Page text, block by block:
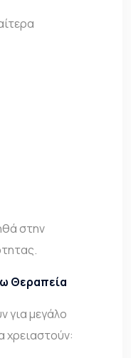
στην
Θεραπεία
για μεγάλο
χρειαστούν: